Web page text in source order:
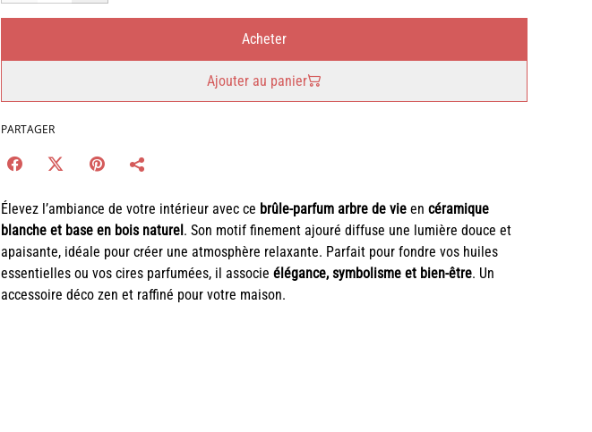
Acheter
Ajouter au panier
PARTAGER
Élevez l’ambiance de votre intérieur avec ce brûle-parfum arbre de vie en céramique
blanche et base en bois naturel. Son motif finement ajouré diffuse une lumière douce et
apaisante, idéale pour créer une atmosphère relaxante. Parfait pour fondre vos huiles
essentielles ou vos cires parfumées, il associe élégance, symbolisme et bien-être. Un
accessoire déco zen et raffiné pour votre maison.